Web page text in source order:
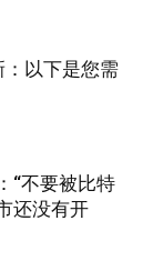
以下是您需
“不要被比特
还没有开